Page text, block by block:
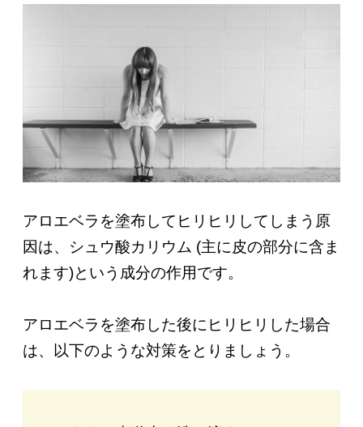
アロエベラを塗布してヒリヒリしてしまう原
因は、シュウ酸カリウム (主に皮の部分に含ま
れます)という成分の作用です。
アロエベラを塗布した後にヒリヒリした場合
は、以下のような対策をとりましょう。